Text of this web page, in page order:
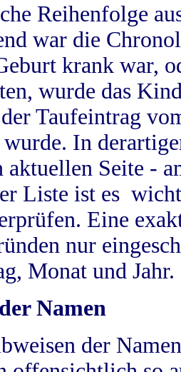
Reihenfolge
war die
krank war,
wurde das
der Taufeintrag
In
aktuellen Seite -
Liste ist es
Eine
nur
Monat und Jahr.
Namen
der